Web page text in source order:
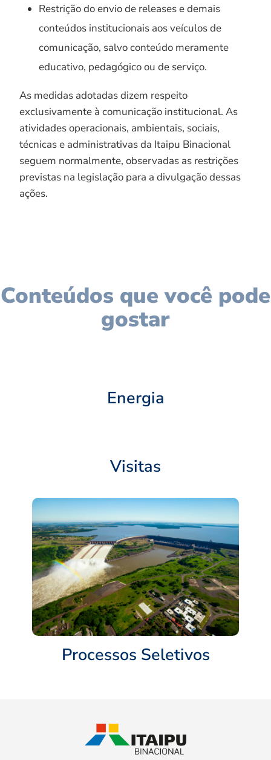
Restrição do envio de releases e demais
conteúdos institucionais aos veículos de
comunicação, salvo conteúdo meramente
educativo, pedagógico ou de serviço.
As medidas adotadas dizem respeito
exclusivamente à comunicação institucional. As
atividades operacionais, ambientais, sociais,
técnicas e administrativas da Itaipu Binacional
seguem normalmente, observadas as restrições
previstas na legislação para a divulgação dessas
ações.
Conteúdos que você pode
gostar
Energia
Visitas
Processos Seletivos